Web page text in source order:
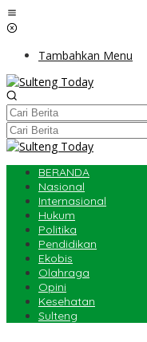
Lewati
ke
Tambahkan Menu
BERANDA
Nasional
Internasional
Hukum
Politika
Pendidikan
Ekobis
Olahraga
Opini
Kesehatan
Sulteng